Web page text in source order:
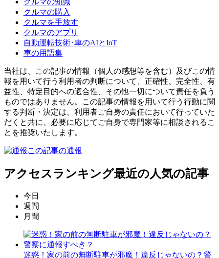
クルマの知識
クルマの購入
クルマを手放す
クルマのアプリ
自動運転技術･車のAIとIoT
車の用語集
当社は、この記事の情報（個人の感想等を含む）及びこの情
報を用いて行う利用者の判断について、正確性、完全性、有
益性、特定目的への適合性、その他一切について責任を負う
ものではありません。この記事の情報を用いて行う行動に関
する判断・決定は、利用者ご自身の責任において行っていた
だくと共に、必要に応じてご自身で専門家等に相談されるこ
とを推奨いたします。
この記事の通報
アクセスランキング最近の人気の記事
今日
週間
月間
迷惑！家の前の無断駐車が邪魔！違反じゃないの？警